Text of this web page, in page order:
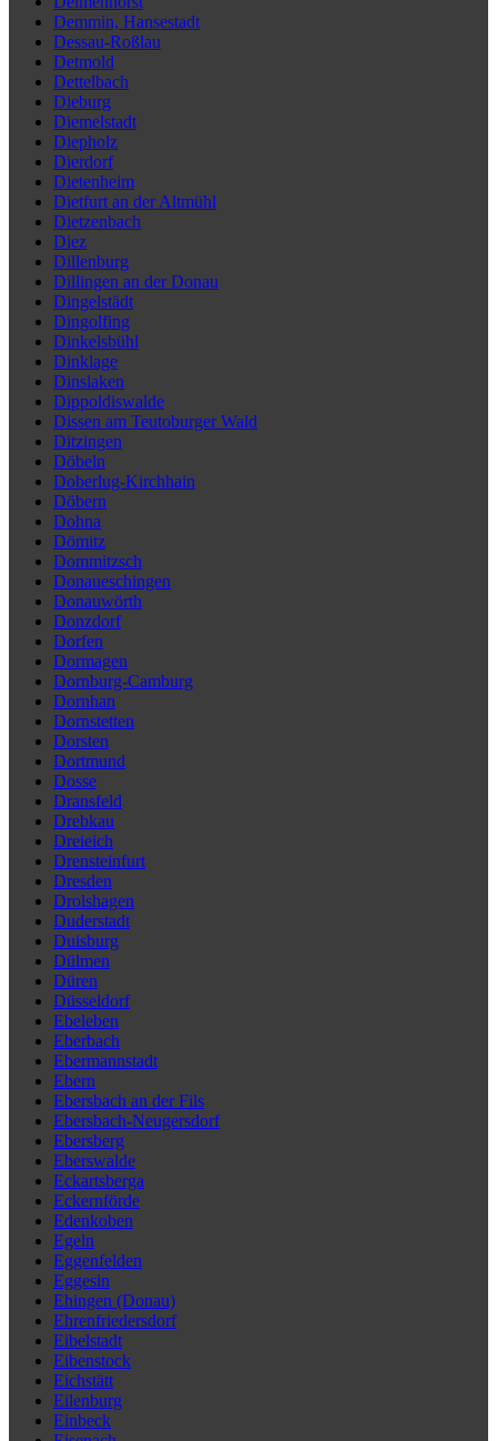
Demmin, Hansestadt
Dessau-Roßlau
Detmold
Dettelbach
Dieburg
Diemelstadt
Diepholz
Dierdorf
Dietenheim
Dietfurt an der Altmühl
Dietzenbach
Diez
Dillenburg
Dillingen an der Donau
Dingelstädt
Dingolfing
Dinkelsbühl
Dinklage
Dinslaken
Dippoldiswalde
Dissen am Teutoburger Wald
Ditzingen
Döbeln
Doberlug-Kirchhain
Döbern
Dohna
Dömitz
Dommitzsch
Donaueschingen
Donauwörth
Donzdorf
Dorfen
Dormagen
Dornburg-Camburg
Dornhan
Dornstetten
Dorsten
Dortmund
Dosse
Dransfeld
Drebkau
Dreieich
Drensteinfurt
Dresden
Drolshagen
Duderstadt
Duisburg
Dülmen
Düren
Düsseldorf
Ebeleben
Eberbach
Ebermannstadt
Ebern
Ebersbach an der Fils
Ebersbach-Neugersdorf
Ebersberg
Eberswalde
Eckartsberga
Eckernförde
Edenkoben
Egeln
Eggenfelden
Eggesin
Ehingen (Donau)
Ehrenfriedersdorf
Eibelstadt
Eibenstock
Eichstätt
Eilenburg
Einbeck